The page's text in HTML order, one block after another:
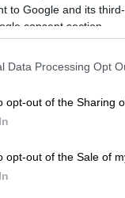
to Google and its
consent section.
Data Processing Opt
opt-out of the Sharing
opt-out of the Sale of
υποδίκων για
είναι
θέλει να
κύριο